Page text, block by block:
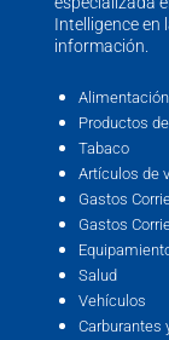
Intelligence en
información.
Productos
Tabaco
Artículos de
Gastos
Gastos
Salud
Vehículos
Carburantes